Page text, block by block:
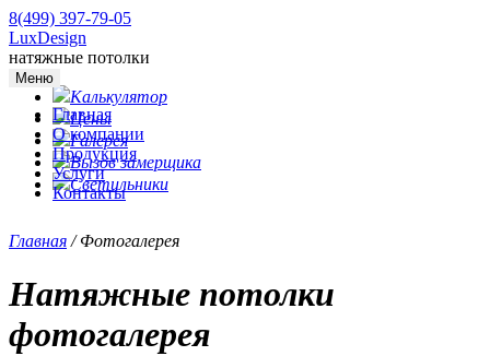
8(499) 397-79-05
LuxDesign
натяжные потолки
Меню
Главная
О компании
Продукция
Услуги
Контакты
Калькулятор
Цены
Галерея
Вызов замерщика
Светильники
Главная /Фотогалерея
Натяжные потолки
фотогалерея